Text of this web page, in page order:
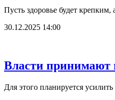
Пусть здоровье будет
30.12.2025 14:00
Власти принимают
Для этого планируется